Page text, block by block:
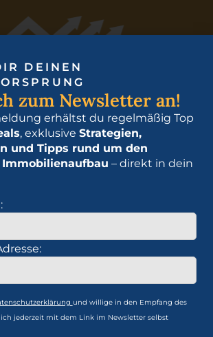
auf, das für Dich arbeitet.
die Schlüsselstrategien der
und wie Du sie für Deinen Erfolg
anmelden
Ratgeber
DEINEN
zum Newsletter an!
erhältst du regelmäßig Top
, exklusive Strategien,
und Tipps rund um den
– direkt in dein
und willige in den Empfang des
ich jederzeit mit dem Link im Newsletter selbst